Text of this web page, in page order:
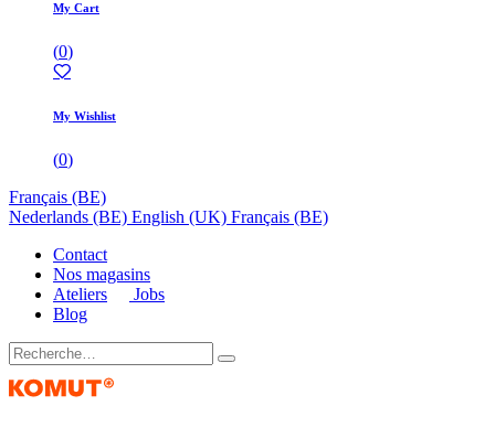
My Cart
(0)
My Wishlist
(0)
Français (BE)
Nederlands (BE) English (UK) Français (BE)
Contact
Nos magasins
Ateliers
Jobs
Blog